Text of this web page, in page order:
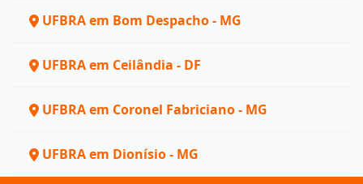
UFBRA em Bom Despacho - MG
UFBRA em Ceilândia - DF
UFBRA em Coronel Fabriciano - MG
UFBRA em Dionísio - MG